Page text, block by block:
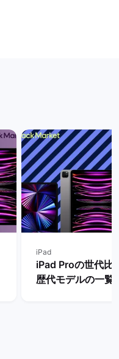
iPad
iPad Proの世代比
歴代モデルの一覧